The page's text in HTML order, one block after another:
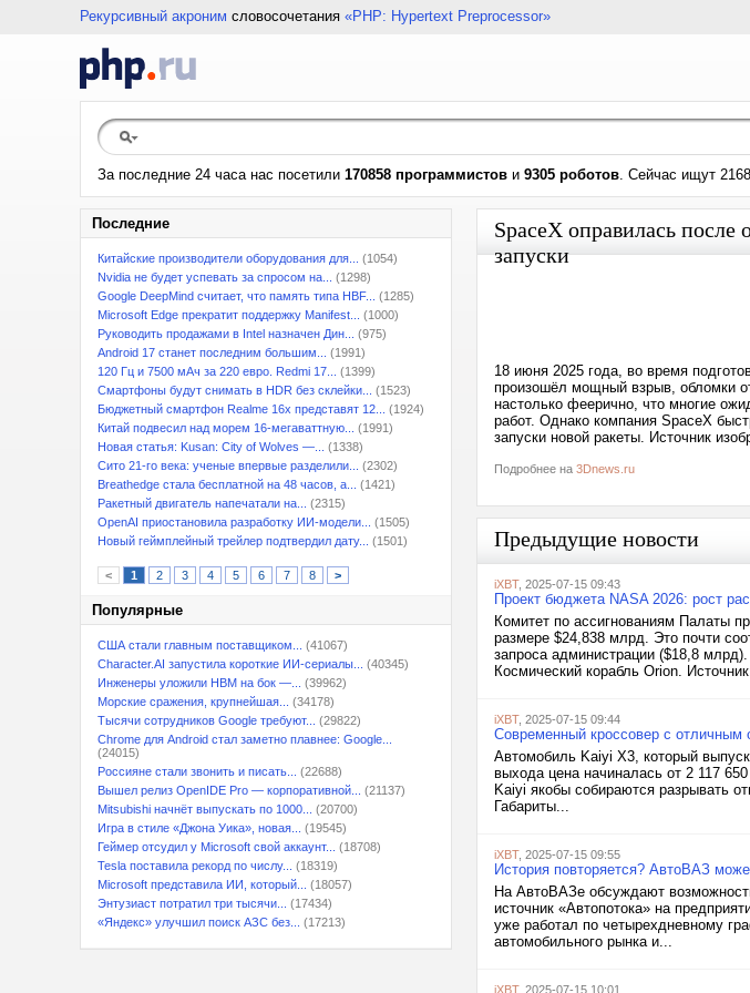
Рекурсивный акроним словосочетания «PHP: Hypertext Preprocessor»
За последние 24 часа нас посетили 170858 программистов и 9305 роботов. Сейчас ищут
Последние
Китайские производители оборудования для...
(1054)
Nvidia не будет успевать за спросом на...
(1298)
Google DeepMind считает, что память типа HBF...
(1285)
Microsoft Edge прекратит поддержку Manifest...
(1000)
Руководить продажами в Intel назначен Дин...
(975)
Android 17 станет последним большим...
(1991)
120 Гц и 7500 мАч за 220 евро. Redmi 17...
(1399)
Смартфоны будут снимать в HDR без склейки...
(1523)
Бюджетный смартфон Realme 16x представят 12...
(1924)
Китай подвесил над морем 16-мегаваттную...
(1991)
Новая статья: Kusan: City of Wolves —...
(1338)
Сито 21-го века: ученые впервые разделили...
(2302)
Breathedge стала бесплатной на 48 часов, а...
(1421)
Ракетный двигатель напечатали на...
(2315)
OpenAI приостановила разработку ИИ-модели...
(1505)
Новый геймплейный трейлер подтвердил дату...
(1501)
< 1 2 3 4 5 6 7 8 >
Популярные
США стали главным поставщиком...
(41067)
Character.AI запустила короткие ИИ-сериалы...
(40345)
Инженеры уложили HBM на бок —...
(39962)
Морские сражения, крупнейшая...
(34178)
Тысячи сотрудников Google требуют...
(29822)
Chrome для Android стал заметно плавнее: Google...
(24015)
Россияне стали звонить и писать...
(22688)
Вышел релиз OpenIDE Pro — корпоративной...
(21137)
Mitsubishi начнёт выпускать по 1000...
(20700)
Игра в стиле «Джона Уика», новая...
(19545)
Геймер отсудил у Microsoft свой аккаунт...
(18708)
Tesla поставила рекорд по числу...
(18319)
Microsoft представила ИИ, который...
(18057)
Энтузиаст потратил три тысячи...
(17434)
«Яндекс» улучшил поиск АЗС без...
(17213)
SpaceX оправилась после
запуски
18 июня 2025 года, во время
произошёл мощный взрыв, обломки
настолько феерично, что многие
работ. Однако компания SpaceX
запуски новой ракеты. Источник
Подробнее на 3Dnews.ru
Предыдущие новости
iXBT, 2025-07-15 09:43
Проект бюджета NASA 2026: рост
Комитет по ассигнованиям Палаты
размере $24,838 млрд. Это почти
запроса администрации ($18,8
Космический корабль Orion.
iXBT, 2025-07-15 09:44
Современный кроссовер с
Автомобиль Kaiyi X3, который
выхода цена начиналась от 2 117
Kaiyi якобы собираются разрывать
Габариты...
iXBT, 2025-07-15 09:55
История повторяется? АвтоВАЗ
На АвтоВАЗе обсуждают
источник «Автопотока» на
уже работал по четырехдневному
автомобильного рынка и...
iXBT, 2025-07-15 10:01